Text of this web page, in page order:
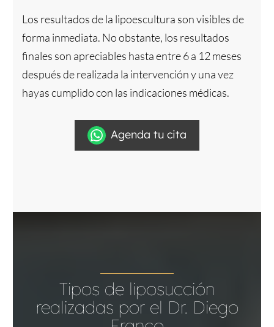
Los resultados de la lipoescultura son visibles de
forma inmediata. No obstante, los resultados
finales son apreciables hasta entre 6 a 12 meses
después de realizada la intervención y una vez
hayas cumplido con las indicaciones médicas.
Agenda tu cita
Tipos de liposucción
realizadas por el Dr. Diego